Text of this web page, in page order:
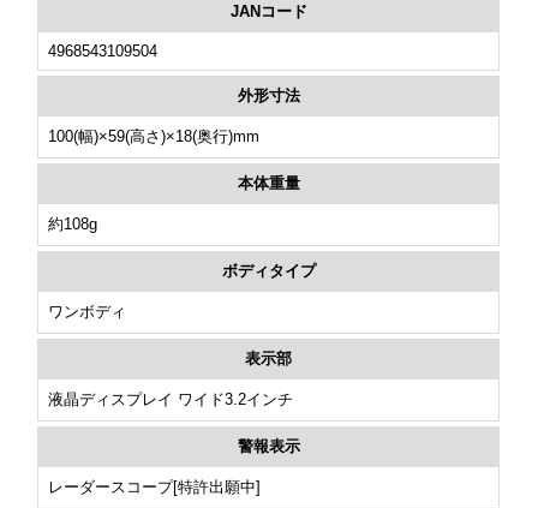
JANコード
4968543109504
外形寸法
100(幅)×59(高さ)×18(奥行)mm
本体重量
約108g
ボディタイプ
ワンボディ
表示部
液晶ディスプレイ ワイド3.2インチ
警報表示
レーダースコープ[特許出願中]